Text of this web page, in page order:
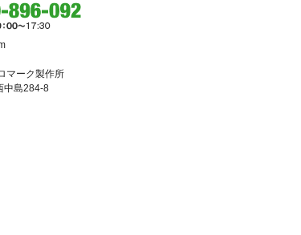
マーク製作所
中島284-8